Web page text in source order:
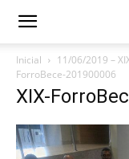
Inicial 11/06/2019 –
ForroBece-201900006
XIX-